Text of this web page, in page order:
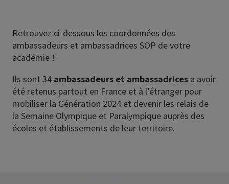
Retrouvez ci-dessous les coordonnées des
ambassadeurs et ambassadrices SOP de votre
académie !
Ils sont 34 ambassadeurs et ambassadrices a avoir
été retenus partout en France et à l’étranger pour
mobiliser la Génération 2024 et devenir les relais de
la Semaine Olympique et Paralympique auprès des
écoles et établissements de leur territoire.